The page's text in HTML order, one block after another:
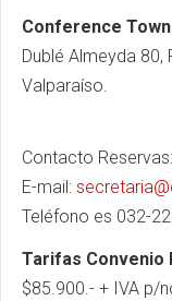
Conference
Dublé Almeyda 80,
Valparaíso.
Contacto
E-mail:
Teléfono es 032-
Tarifas Convenio
$85.900.- + IVA p/